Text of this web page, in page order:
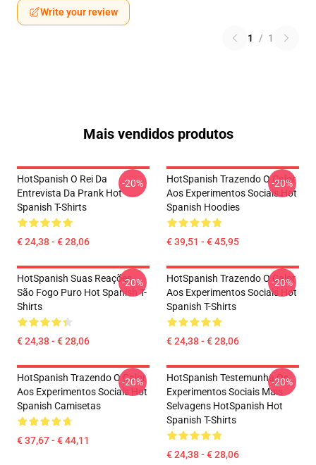
Write your review
1 / 1
Mais vendidos produtos
HotSpanish O Rei Da
Entrevista Da Prank Hot
Spanish T-Shirts
€ 24,38 - € 28,06
-20%
HotSpanish Trazendo O Calor
Aos Experimentos Sociais Hot
Spanish Hoodies
€ 39,51 - € 45,95
-20%
HotSpanish Suas Reações
São Fogo Puro Hot Spanish T-
Shirts
€ 24,38 - € 28,06
-20%
HotSpanish Trazendo O Calor
Aos Experimentos Sociais Hot
Spanish T-Shirts
€ 24,38 - € 28,06
-20%
HotSpanish Trazendo O Calor
Aos Experimentos Sociais Hot
Spanish Camisetas
€ 37,67 - € 44,11
-20%
HotSpanish Testemunha Os
Experimentos Sociais Mais
Selvagens HotSpanish Hot
Spanish T-Shirts
€ 24,38 - € 28,06
-20%